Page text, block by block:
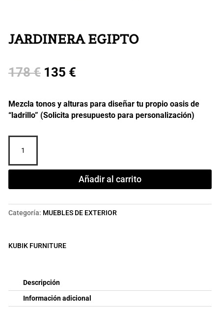
JARDINERA EGIPTO
178€ El
original
135 €El
actual
Mezcla tonos y alturas para diseñar tu propio oasis de
“ladrillo” (Solicita presupuesto para personalización)
EGIPTO
cantidad
Añadir al carrito
Categoría: MUEBLES DE EXTERIOR
KUBIK FURNITURE
Descripción
Información adicional